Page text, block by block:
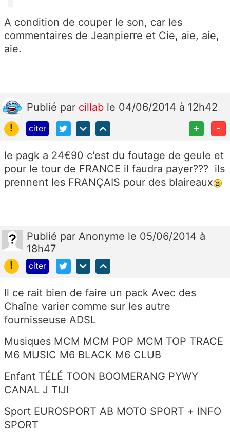
A condition de couper le son, car les
commentaires de Jeanpierre et Cie, aie, aie,
aie.
Publié par cillab le 04/06/2014 à 12h42
!
citer + -
le pagk a 24€90 c'est du foutage de geule et
pour le tour de FRANCE il faudra payer??? ils
prennent les FRANÇAIS pour des blaireaux
Publié par Anonyme le 05/06/2014 à
18h47
!
citer
Il ce rait bien de faire un pack Avec des
Chaîne varier comme sur les autre
fournisseuse ADSL
Musiques MCM MCM POP MCM TOP TRACE
M6 MUSIC M6 BLACK M6 CLUB
Enfant TÉLÉ TOON BOOMERANG PYWY
CANAL J TIJI
Sport EUROSPORT AB MOTO SPORT + INFO
SPORT